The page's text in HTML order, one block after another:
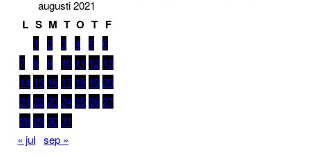
augusti 2021
L S M T O T F
1 2 3 4 5 6
7 8 9 10 11 12 13
14 15 16 17 18 19 20
21 22 23 24 25 26 27
28 29 30 31
« jul sep »